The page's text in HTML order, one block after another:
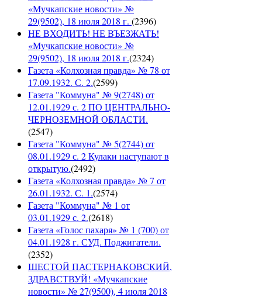
«Мучкапские новости» №
29(9502), 18 июля 2018 г. (2396)
НЕ ВХОДИТЬ! НЕ ВЪЕЗЖАТЬ!
«Мучкапские новости» №
29(9502), 18 июля 2018 г.(2324)
Газета «Колхозная правда» № 78 от
17.09.1932. С. 2.(2599)
Газета "Коммуна" № 9(2748) от
12.01.1929 с. 2 ПО ЦЕНТРАЛЬНО-
ЧЕРНОЗЕМНОЙ ОБЛАСТИ.
(2547)
Газета "Коммуна" № 5(2744) от
08.01.1929 с. 2 Кулаки наступают в
открытую.(2492)
Газета «Колхозная правда» № 7 от
26.01.1932. С. 1.(2574)
Газета "Коммуна" № 1 от
03.01.1929 с. 2.(2618)
Газета «Голос пахаря» № 1 (700) от
04.01.1928 г. СУД. Поджигатели.
(2352)
ШЕСТОЙ ПАСТЕРНАКОВСКИЙ,
ЗДРАВСТВУЙ! «Мучкапские
новости» № 27(9500), 4 июля 2018